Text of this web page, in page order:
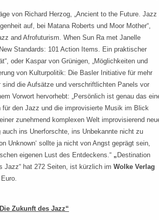
von Richard Herzog, „Ancient to the Future. Jazz
auf, bei Matana Roberts und Moor Mother“,
and Afrofuturism. When Sun Ra met Janelle
Standards: 101 Action Items. Ein praktischer
oder Kaspar von Grünigen, „Möglichkeiten und
von Kulturpolitik: Die Basler Initiative für mehr
sind die Aufsätze und verschriftlichten Panels vor
Vorwort hervorhebt: „Persönlich ist genau das
für den Jazz und die improvisierte Musik im Blick
zunehmend komplexen Welt improvisierend
auch ins Unerforschte, ins Unbekannte nicht zu
Unknown‘ sollte ja nicht von Angst geprägt sein,
eigenen Lust des Entdeckens.“ „Destination
Jazz“ hat 272 Seiten, ist kürzlich im Wolke Verlag
Zukunft des Jazz“